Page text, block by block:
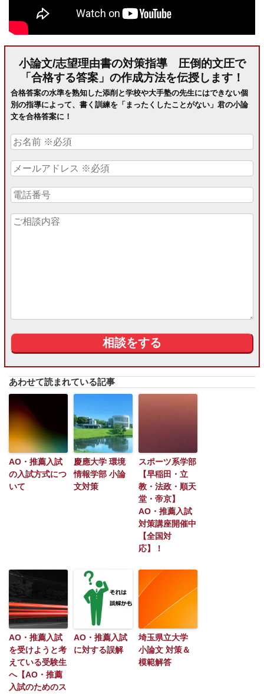
小論文/志望理由書の対策指導 圧倒的文圧で
「合格する答案」の作成方法を伝授します！
合格答案の水準を熟知した添削と学校や大手塾の先生にはできない個
別の指導によって、書く訓練を「まったくしたことがない」君の小論
文を合格答案に！
あわせて読まれている記事
AO・推薦入試
の入試方式につ
いて
慶應大学 環境
情報学部 小論
文対策
スポーツ系学部
【早稲田・立
教・法政・順天
堂・帝京】
AO・推薦入試
対策講座開催中
【全国対
応】！
AO・推薦入試
を受けようと考
えている受験生
へ【AO・推薦
入試のためのス
AO・推薦入試
に対する誤解
埼玉県立大学
小論文 対策＆
模範解答